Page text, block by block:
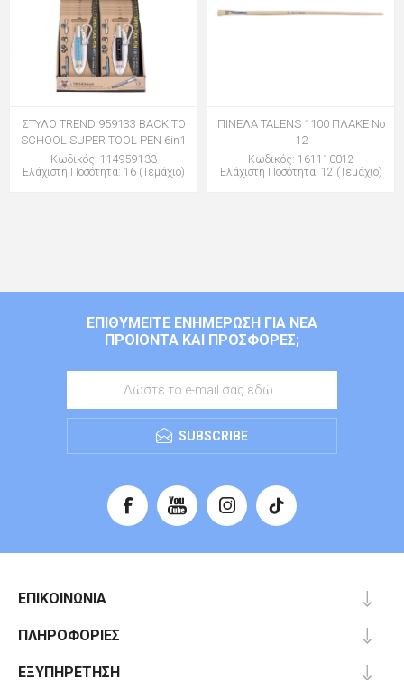
ΣΤΥΛΟ TREND 959133 BACK TO
SCHOOL SUPER TOOL PEN 6in1
Κωδικός: 114959133
Ελάχιστη Ποσότητα: 16 (Τεμάχιο)
ΠΙΝΕΛΑ TALENS 1100 ΠΛΑΚΕ Νο
12
Κωδικός: 161110012
Ελάχιστη Ποσότητα: 12 (Τεμάχιο)
ΕΠΙΘΥΜΕΊΤΕ ΕΝΗΜΈΡΩΣΗ ΓΙΑ ΝΈΑ
ΠΡΟΙΌΝΤΑ ΚΑΙ ΠΡΟΣΦΟΡΈΣ;
SUBSCRIBE
ΕΠΙΚΟΙΝΩΝΊΑ
ΠΛΗΡΟΦΟΡΊΕΣ
ΕΞΥΠΗΡΈΤΗΣΗ